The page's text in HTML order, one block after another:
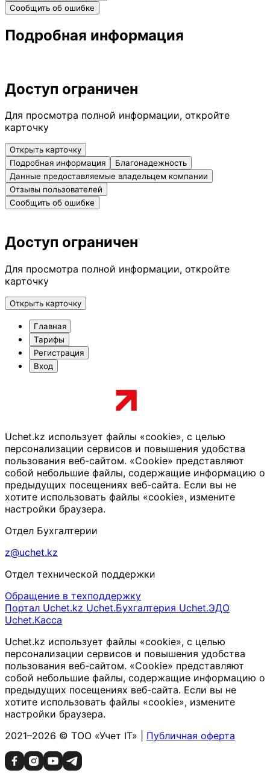
Сообщить об ошибке
Подробная информация
Доступ ограничен
Для просмотра полной информации, откройте
карточку
Открыть карточку
Подробная информация
Благонадежность
Данные предоставляемые владельцем компании
Отзывы пользователей
Сообщить об ошибке
Доступ ограничен
Для просмотра полной информации, откройте
карточку
Открыть карточку
Главная
Тарифы
Регистрация
Вход
Uchet.kz использует файлы «cookie», с целью
персонализации сервисов и повышения удобства
пользования веб-сайтом. «Cookie» представляют
собой небольшие файлы, содержащие информацию о
предыдущих посещениях веб-сайта. Если вы не
хотите использовать файлы «cookie», измените
настройки браузера.
Отдел Бухгалтерии
z@uchet.kz
Отдел технической поддержки
Обращение в техподдержку
Портал Uchet.kz Uchet.Бухгалтерия Uchet.ЭДО
Uchet.Касса
Uchet.kz использует файлы «cookie», с целью
персонализации сервисов и повышения удобства
пользования веб-сайтом. «Cookie» представляют
собой небольшие файлы, содержащие информацию о
предыдущих посещениях веб-сайта. Если вы не
хотите использовать файлы «cookie», измените
настройки браузера.
2021–2026 © ТОО «Учет IT» | Публичная оферта